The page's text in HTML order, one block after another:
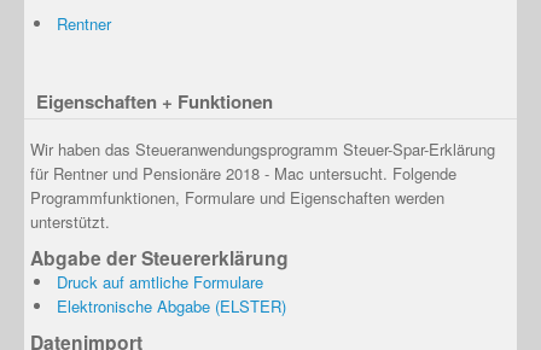
Rentner
Eigenschaften + Funktionen
Wir haben das Steueranwendungsprogramm Steuer-Spar-Erklärung
für Rentner und Pensionäre 2018 - Mac untersucht. Folgende
Programmfunktionen, Formulare und Eigenschaften werden
unterstützt.
Abgabe der Steuererklärung
Druck auf amtliche Formulare
Elektronische Abgabe (ELSTER)
Datenimport